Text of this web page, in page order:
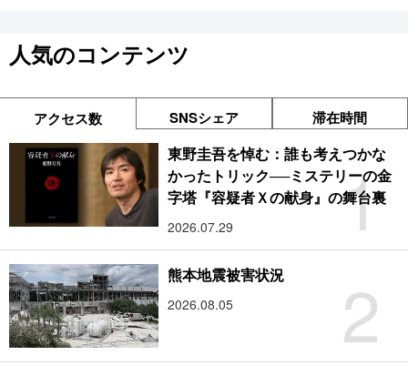
人気のコンテンツ
アクセス数 SNSシェア 滞在時間
1
東野圭吾を悼む：誰も考えつかな
かったトリック──ミステリーの金
字塔『容疑者Ｘの献身』の舞台裏
2026.07.29
2
熊本地震被害状況
2026.08.05